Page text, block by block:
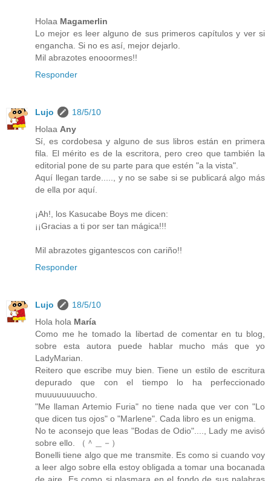
Holaa Magamerlin
Lo mejor es leer alguno de sus primeros capítulos y ver si
engancha. Si no es así, mejor dejarlo.
Mil abrazotes enooormes!!
Responder
Lujo
18/5/10
Holaa Any
Sí, es cordobesa y alguno de sus libros están en primera
fila. El mérito es de la escritora, pero creo que también la
editorial pone de su parte para que estén "a la vista".
Aquí llegan tarde....., y no se sabe si se publicará algo más
de ella por aquí.
¡Ah!, los Kasucabe Boys me dicen:
¡¡Gracias a ti por ser tan mágica!!!
Mil abrazotes gigantescos con cariño!!
Responder
Lujo
18/5/10
Hola hola María
Como me he tomado la libertad de comentar en tu blog,
sobre esta autora puede hablar mucho más que yo
LadyMarian.
Reitero que escribe muy bien. Tiene un estilo de escritura
depurado que con el tiempo lo ha perfeccionado
muuuuuuuucho.
"Me llaman Artemio Furia" no tiene nada que ver con "Lo
que dicen tus ojos" o "Marlene". Cada libro es un enigma.
No te aconsejo que leas "Bodas de Odio"...., Lady me avisó
sobre ello. （＾＿－）
Bonelli tiene algo que me transmite. Es como si cuando voy
a leer algo sobre ella estoy obligada a tomar una bocanada